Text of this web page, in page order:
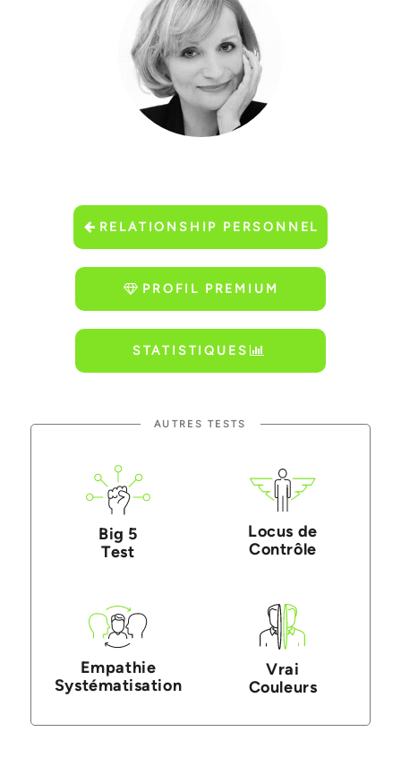
RELATIONSHIP PERSONNEL
PROFIL PREMIUM
STATISTIQUES
AUTRES TESTS
Big 5
Test
Locus de
Contrôle
Empathie
Systématisation
Vrai
Couleurs